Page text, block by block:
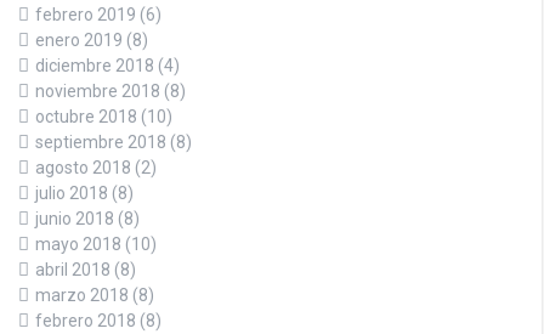
febrero 2019 (6)
enero 2019 (8)
diciembre 2018 (4)
noviembre 2018 (8)
octubre 2018 (10)
septiembre 2018 (8)
agosto 2018 (2)
julio 2018 (8)
junio 2018 (8)
mayo 2018 (10)
abril 2018 (8)
marzo 2018 (8)
febrero 2018 (8)